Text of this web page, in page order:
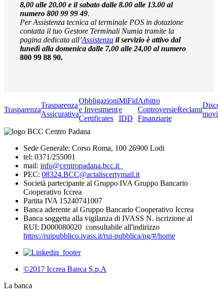
8,00 alle 20,00 e il sabato dalle 8.00 alle 13.00 al
numero 800 99 99 49.
Per Assistenza tecnica al terminale POS in dotazione
contatta il tuo Gestore Terminali Numia tramite la
pagina dedicata all’Assistenza il servizio è attivo dal
lunedì alla domenica dalle 7,00 alle 24,00 al numero
800 99 88 90.
Trasparenza
Trasparenza
Assicurativa
Obbligazioni
e Investment
Certificates
MiFid
e
IDD
Arbitro
Controversie
Finanziarie
Reclami
Sede Generale: Corso Roma, 100 26900 Lodi
tel: 0371/255001
mail: info@centropadana.bcc.it
PEC: 08324.BCC@actaliscertymail.it
Società partecipante al Gruppo IVA Gruppo Bancario
Cooperativo Iccrea
Partita IVA 15240741007
Banca aderente al Gruppo Bancario Cooperativo Iccrea
Banca soggetta alla vigilanza di IVASS N. iscrizione al
RUI: D000080020 consultabile all'indirizzo
https://ruipubblico.ivass.it/rui-pubblica/ng/#/home
©2017 Iccrea Banca S.p.A
La banca